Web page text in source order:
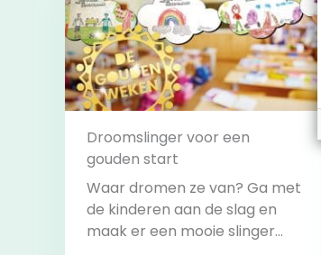
Droomslinger voor een
gouden start
Waar dromen ze van? Ga met
de kinderen aan de slag en
maak er een mooie slinger